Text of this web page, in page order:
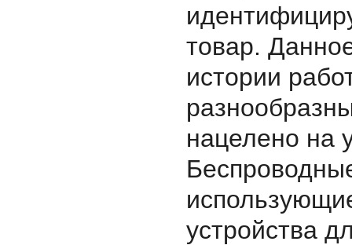
товар.
истории
нацелено на
устройства